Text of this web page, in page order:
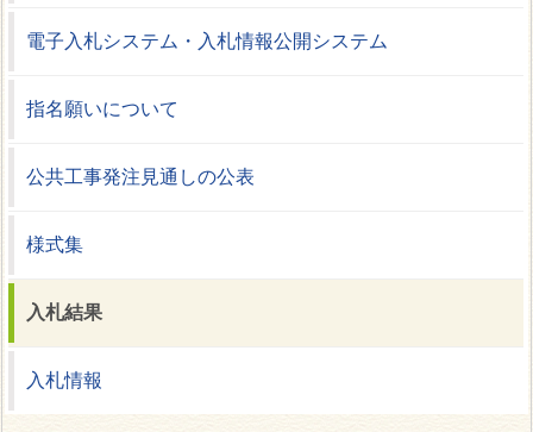
電子入札システム・入札情報公開システム
指名願いについて
公共工事発注見通しの公表
様式集
入札結果
入札情報